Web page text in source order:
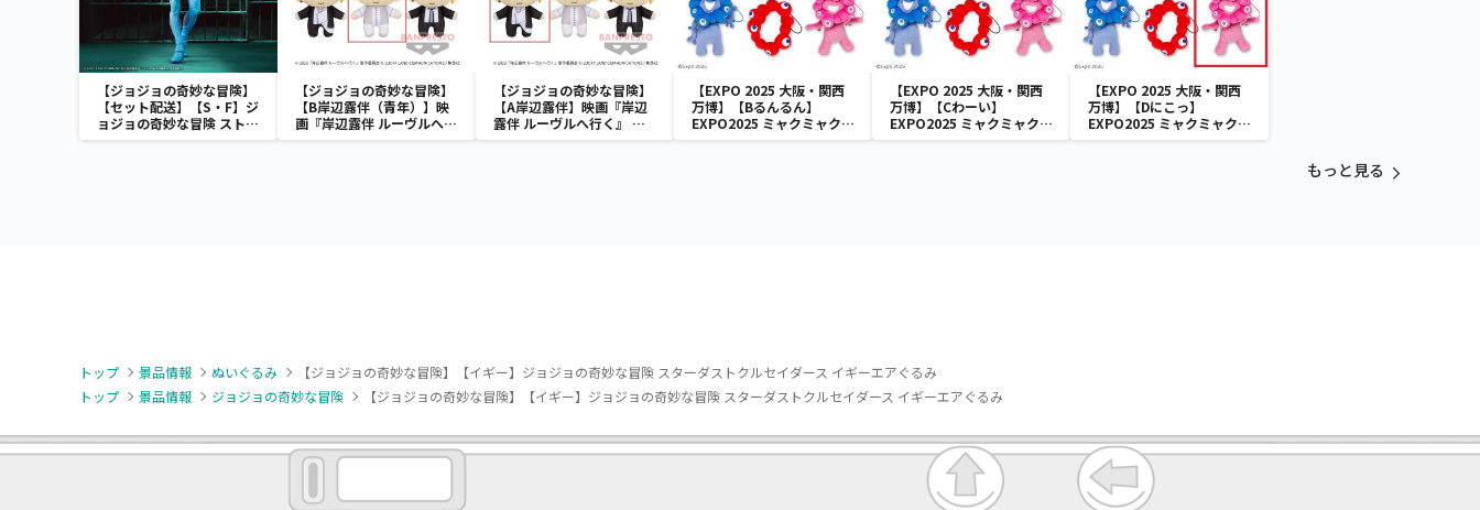
【ジョジョの奇妙な冒険】
【セット配送】【S・F】ジ
ョジョの奇妙な冒険 ストー
ンオーシャン Grandista-
【ジョジョの奇妙な冒険】
【B岸辺露伴（青年）】映
画『岸辺露伴 ルーヴルへ行
く』 ともぬい
【ジョジョの奇妙な冒険】
【A岸辺露伴】映画『岸辺
露伴 ルーヴルへ行く』 と
もぬい
【EXPO 2025 大阪・関西
万博】【Bるんるん】
EXPO2025 ミャクミャク
カラフルゴム紐付きぬいぐ
【EXPO 2025 大阪・関西
万博】【Cわーい】
EXPO2025 ミャクミャク
カラフルゴム紐付きぬいぐ
【EXPO 2025 大阪・関西
万博】【Dにこっ】
EXPO2025 ミャクミャク
カラフルゴム紐付きぬいぐ
もっと見る
トップ 景品情報 ぬいぐるみ
【ジョジョの奇妙な冒険】【イギー】ジョジョの奇妙な冒険 スターダストクルセイダース イギーエアぐるみ
トップ
景品情報 ジョジョの奇妙な冒険 【ジョジョの奇妙な冒険】【イギー】ジョジョの奇妙な冒険 スターダストクルセイダース イギーエアぐるみ